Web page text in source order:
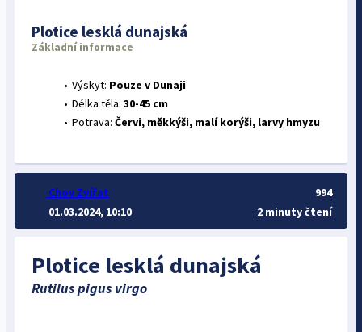
Plotice lesklá dunajská
Rutilus pigus virgo
Plotice lesklá dunajská
Základní informace
Výskyt: Pouze v Dunaji
Délka těla: 30-45 cm
Potrava: Červi, měkkýši, malí korýši, larvy hmyzu
Chov Zvířat
01.03.2024, 10:10
994
2 minuty čtení